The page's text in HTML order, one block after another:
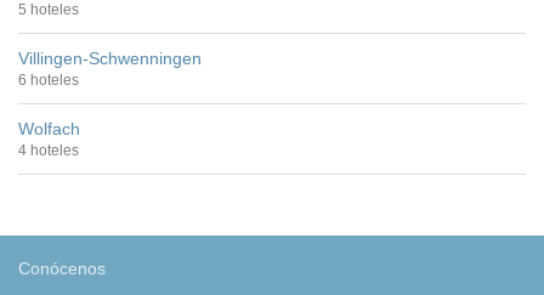
5 hoteles
Villingen-Schwenningen
6 hoteles
Wolfach
4 hoteles
Conócenos